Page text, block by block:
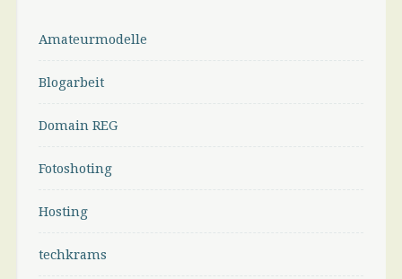
Amateurmodelle
Blogarbeit
Domain REG
Fotoshoting
Hosting
techkrams